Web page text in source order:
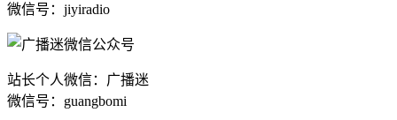
微信号：jiyiradio
站长个人微信：广播迷
微信号：guangbomi